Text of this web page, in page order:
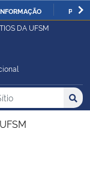
DA UFSM
no Sítio